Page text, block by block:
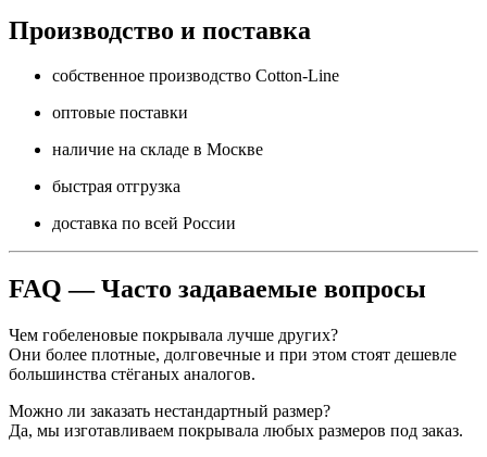
Производство и поставка
собственное производство Cotton-Line
оптовые поставки
наличие на складе в Москве
быстрая отгрузка
доставка по всей России
FAQ — Часто задаваемые вопросы
Чем гобеленовые покрывала лучше других?
Они более плотные, долговечные и при этом стоят дешевле
большинства стёганых аналогов.
Можно ли заказать нестандартный размер?
Да, мы изготавливаем покрывала любых размеров под заказ.